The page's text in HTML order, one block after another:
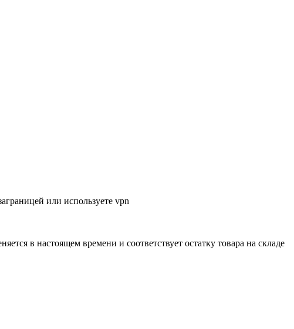
или используете vpn
в настоящем времени и соответствует остатку товара на складе